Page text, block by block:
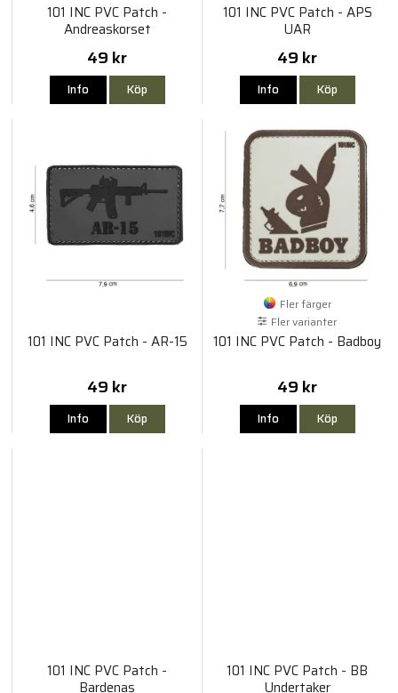
101 INC PVC Patch -
Andreaskorset
49 kr
Info Köp
101 INC PVC Patch - APS
UAR
49 kr
Info Köp
101 INC PVC Patch - AR-15
49 kr
Info Köp
Fler färger
Fler varianter
101 INC PVC Patch - Badboy
49 kr
Info Köp
101 INC PVC Patch -
Bardenas
101 INC PVC Patch - BB
Undertaker